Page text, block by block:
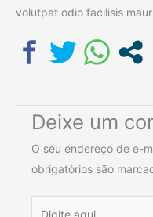
volutpat odio facilisis
Deixe um
O seu endereço de e-
obrigatórios são